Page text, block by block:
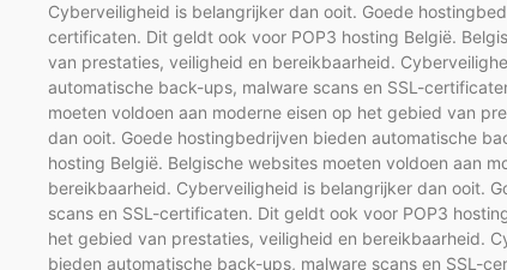
Cyberveiligheid is belangrijker dan ooit. Goede
certificaten. Dit geldt ook voor POP3 hosting België.
van prestaties, veiligheid en bereikbaarheid.
automatische back-ups, malware scans en SSL-
moeten voldoen aan moderne eisen op het gebied van
dan ooit. Goede hostingbedrijven bieden automatische
hosting België. Belgische websites moeten voldoen aan
bereikbaarheid. Cyberveiligheid is belangrijker dan ooit.
scans en SSL-certificaten. Dit geldt ook voor POP3
het gebied van prestaties, veiligheid en bereikbaarheid.
bieden automatische back-ups, malware scans en SSL-